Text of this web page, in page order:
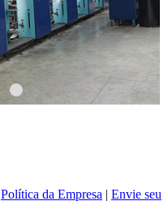
Política da Empresa | Envie seu